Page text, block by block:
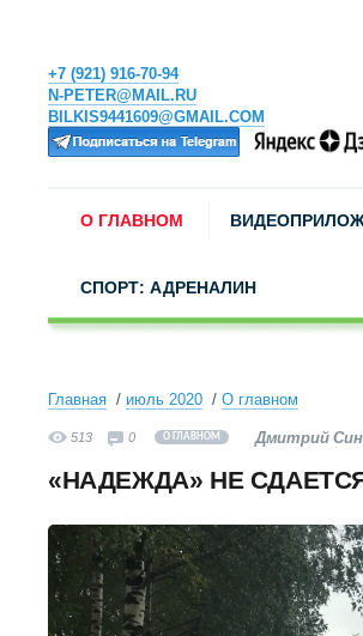
+7 (921) 916-70-94
N-PETER@MAIL.RU
BILKIS9441609@GMAIL.COM
О ГЛАВНОМ
СПОРТ: АДРЕНАЛИН
Главная июль 2020 О главном
513 0 О ГЛАВНОМ Дмитрий
«НАДЕЖДА» НЕ